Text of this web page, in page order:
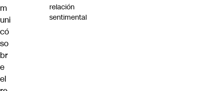
m
uni
có
so
br
e
el
relación
sentimental